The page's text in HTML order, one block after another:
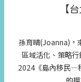
【
孫育晴(Joanna)，
區域活化、策略
2024《島內移民—
的